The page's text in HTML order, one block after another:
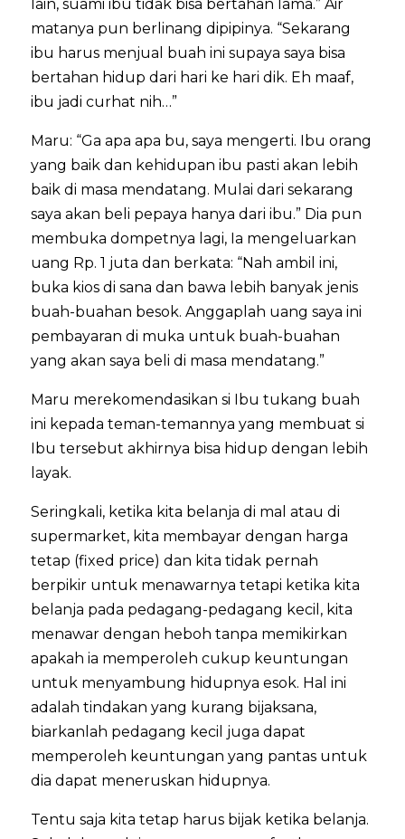
lain, suami ibu tidak bisa bertahan lama.” Air
matanya pun berlinang dipipinya. “Sekarang
ibu harus menjual buah ini supaya saya bisa
bertahan hidup dari hari ke hari dik. Eh maaf,
ibu jadi curhat nih…”
Maru: “Ga apa apa bu, saya mengerti. Ibu orang
yang baik dan kehidupan ibu pasti akan lebih
baik di masa mendatang. Mulai dari sekarang
saya akan beli pepaya hanya dari ibu.” Dia pun
membuka dompetnya lagi, Ia mengeluarkan
uang Rp. 1 juta dan berkata: “Nah ambil ini,
buka kios di sana dan bawa lebih banyak jenis
buah-buahan besok. Anggaplah uang saya ini
pembayaran di muka untuk buah-buahan
yang akan saya beli di masa mendatang.”
Maru merekomendasikan si Ibu tukang buah
ini kepada teman-temannya yang membuat si
Ibu tersebut akhirnya bisa hidup dengan lebih
layak.
Seringkali, ketika kita belanja di mal atau di
supermarket, kita membayar dengan harga
tetap (fixed price) dan kita tidak pernah
berpikir untuk menawarnya tetapi ketika kita
belanja pada pedagang-pedagang kecil, kita
menawar dengan heboh tanpa memikirkan
apakah ia memperoleh cukup keuntungan
untuk menyambung hidupnya esok. Hal ini
adalah tindakan yang kurang bijaksana,
biarkanlah pedagang kecil juga dapat
memperoleh keuntungan yang pantas untuk
dia dapat meneruskan hidupnya.
Tentu saja kita tetap harus bijak ketika belanja.